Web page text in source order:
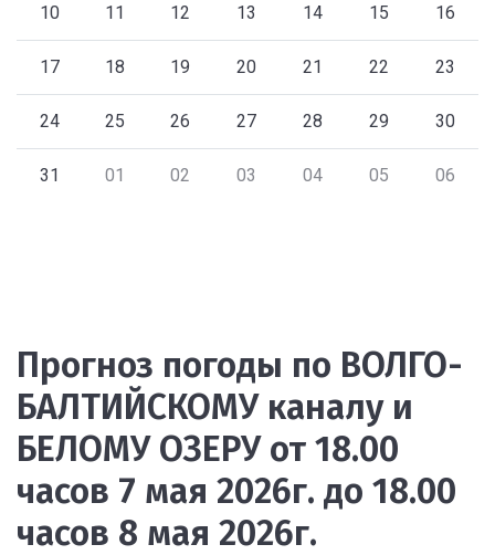
10 11 12 13 14 15 16
17 18 19 20 21 22 23
24 25 26 27 28 29 30
31 01 02 03 04 05 06
Прогноз погоды по ВОЛГО-
БАЛТИЙСКОМУ каналу и
БЕЛОМУ ОЗЕРУ от 18.00
часов 7 мая 2026г. до 18.00
часов 8 мая 2026г.